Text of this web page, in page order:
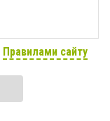
Правилами сайту